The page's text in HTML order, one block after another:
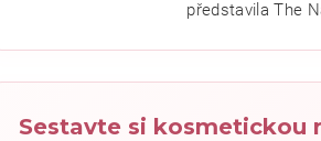
představila The
Sestavte si kosmetickou